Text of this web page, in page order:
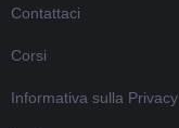
Contattaci
Corsi
Informativa sulla Privacy